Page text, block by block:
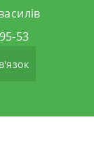
53